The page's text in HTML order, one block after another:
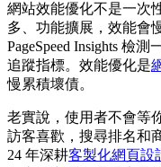
網站效能優化不是一次
多、功能擴展，效能會
PageSpeed Insights 檢
追蹤指標。效能優化是
慢累積壞債。
老實說，使用者不會等
訪客喜歡，搜尋排名和
24 年深耕客製化網頁設